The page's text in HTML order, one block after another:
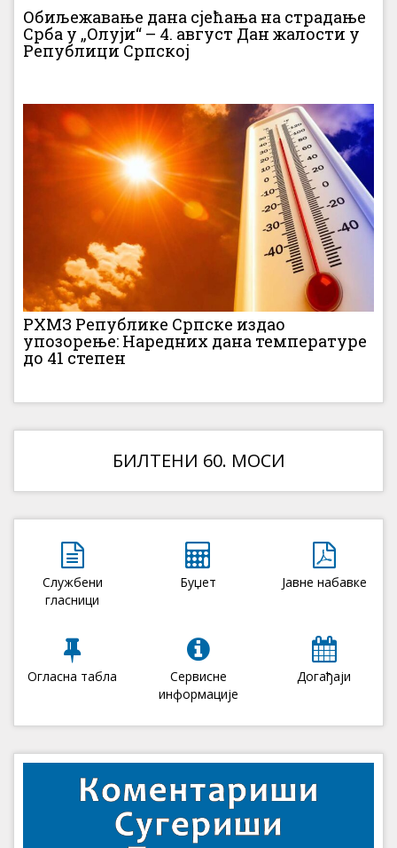
Обиљежавање дана сјећања на страдање
Срба у „Олуји“ – 4. август Дан жалости у
Републици Српској
РХМЗ Републике Српске издао
упозорење: Наредних дана температуре
до 41 степен
БИЛТЕНИ 60. МОСИ
Службени
гласници
Буџет Јавне набавке
Огласна табла
Сервисне
информације
Догађаји